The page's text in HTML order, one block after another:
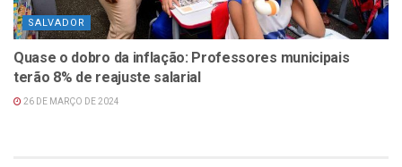
SALVADOR
Quase o dobro da inflação: Professores municipais
terão 8% de reajuste salarial
26 DE MARÇO DE 2024